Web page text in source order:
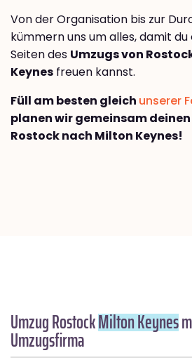
Von der Organisation bis zur
kümmern uns um alles, damit
Seiten des Umzugs von
Keynes freuen kannst.
Füll am besten gleich unserer
planen wir gemeinsam
Rostock nach Milton Keynes!
Umzug RostockMilton Keynes
Umzugsfirma